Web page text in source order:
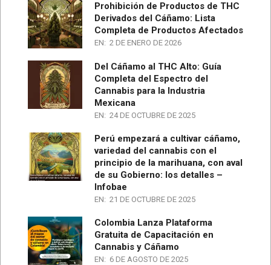
Prohibición de Productos de THC
Derivados del Cáñamo: Lista
Completa de Productos Afectados
EN: 2 DE ENERO DE 2026
Del Cáñamo al THC Alto: Guía
Completa del Espectro del
Cannabis para la Industria
Mexicana
EN: 24 DE OCTUBRE DE 2025
Perú empezará a cultivar cáñamo,
variedad del cannabis con el
principio de la marihuana, con aval
de su Gobierno: los detalles –
Infobae
EN: 21 DE OCTUBRE DE 2025
Colombia Lanza Plataforma
Gratuita de Capacitación en
Cannabis y Cáñamo
EN: 6 DE AGOSTO DE 2025